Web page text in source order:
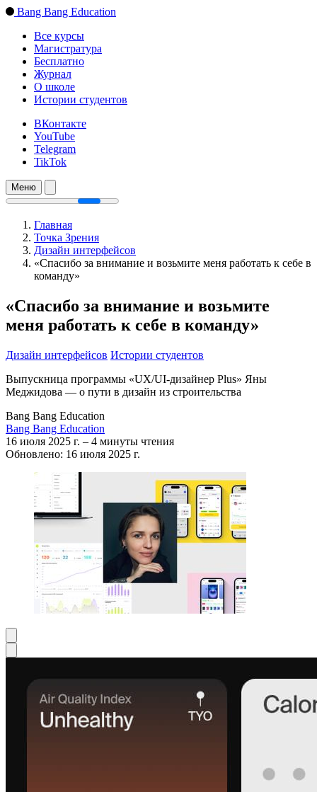
Bang Bang Education
Все курсы
Магистратура
Бесплатно
Журнал
О школе
Истории студентов
ВКонтакте
YouTube
Telegram
TikTok
Меню
Главная
Точка Зрения
Дизайн интерфейсов
«Спасибо за внимание и возьмите меня работать к себе в
команду»
«Спасибо за внимание и возьмите
меня работать к себе в команду»
Дизайн интерфейсов Истории студентов
Выпускница программы «UX/UI-дизайнер Plus» Яны
Меджидова — о пути в дизайн из строительства
Bang Bang Education
Bang Bang Education
16 июля 2025 г. – 4 минуты чтения
Обновлено: 16 июля 2025 г.